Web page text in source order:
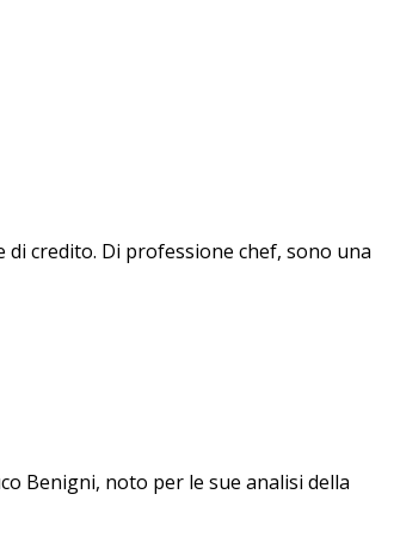
credito. Di professione chef, sono una
Benigni, noto per le sue analisi della